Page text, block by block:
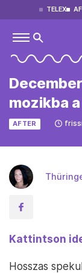
TELEX
mozikba
AFTER
Kattintson
Hosszas